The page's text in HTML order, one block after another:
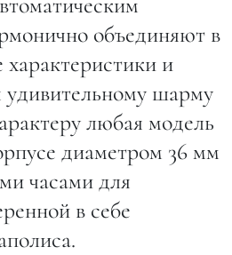
объединяют в
характеристики и
удивительному шарму
любая модель
диаметром 36 мм
часами для
в себе